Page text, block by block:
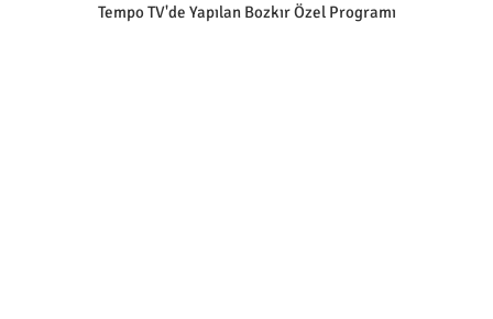
Tempo TV'de Yapılan Bozkır Özel Programı